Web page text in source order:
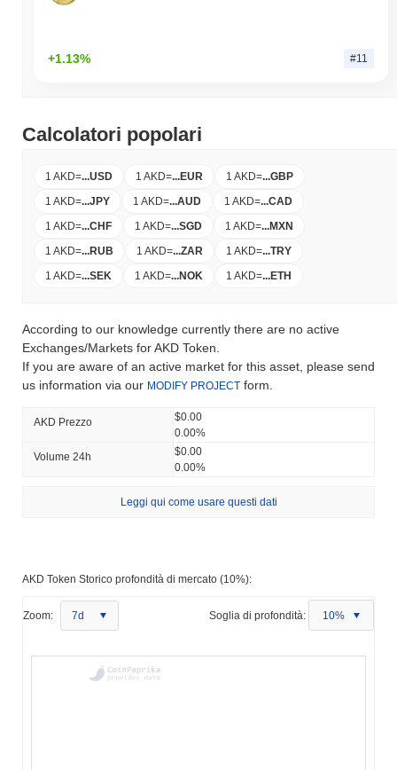
+1.13% #11
Calcolatori popolari
1 AKD=...USD 1 AKD=...EUR 1 AKD=...GBP
1 AKD=...JPY 1 AKD=...AUD 1 AKD=...CAD
1 AKD=...CHF 1 AKD=...SGD 1 AKD=...MXN
1 AKD=...RUB 1 AKD=...ZAR 1 AKD=...TRY
1 AKD=...SEK 1 AKD=...NOK 1 AKD=...ETH
According to our knowledge currently there are no active
Exchanges/Markets for AKD Token.
If you are aware of an active market for this asset, please send
us information via our MODIFY PROJECT form.
AKD Prezzo
$0.00
0.00%
Volume 24h
$0.00
0.00%
Leggi qui come usare questi dati
AKD Token Storico profondità di mercato (10%):
Zoom: 7d Soglia di profondità: 10%